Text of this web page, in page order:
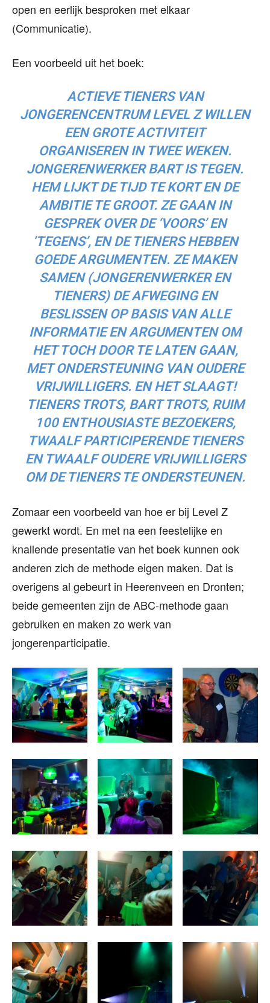
open en eerlijk besproken met elkaar
(Communicatie).
Een voorbeeld uit het boek:
ACTIEVE TIENERS VAN
JONGERENCENTRUM LEVEL Z WILLEN
EEN GROTE ACTIVITEIT
ORGANISEREN IN TWEE WEKEN.
JONGERENWERKER BART IS TEGEN.
HEM LIJKT DE TIJD TE KORT EN DE
AMBITIE TE GROOT. ZE GAAN IN
GESPREK OVER DE ‘VOORS’ EN
’TEGENS’, EN DE TIENERS HEBBEN
GOEDE ARGUMENTEN. ZE MAKEN
SAMEN (JONGERENWERKER EN
TIENERS) DE AFWEGING EN
BESLISSEN OP BASIS VAN ALLE
INFORMATIE EN ARGUMENTEN OM
HET TOCH DOOR TE LATEN GAAN,
MET ONDERSTEUNING VAN OUDERE
VRIJWILLIGERS. EN HET SLAAGT!
TIENERS TROTS, BART TROTS, RUIM
100 ENTHOUSIASTE BEZOEKERS,
TWAALF PARTICIPERENDE TIENERS
EN TWAALF OUDERE VRIJWILLIGERS
OM DE TIENERS TE ONDERSTEUNEN.
Zomaar een voorbeeld van hoe er bij Level Z
gewerkt wordt. En met na een feestelijke en
knallende presentatie van het boek kunnen ook
anderen zich de methode eigen maken. Dat is
overigens al gebeurt in Heerenveen en Dronten;
beide gemeenten zijn de ABC-methode gaan
gebruiken en maken zo werk van
jongerenparticipatie.